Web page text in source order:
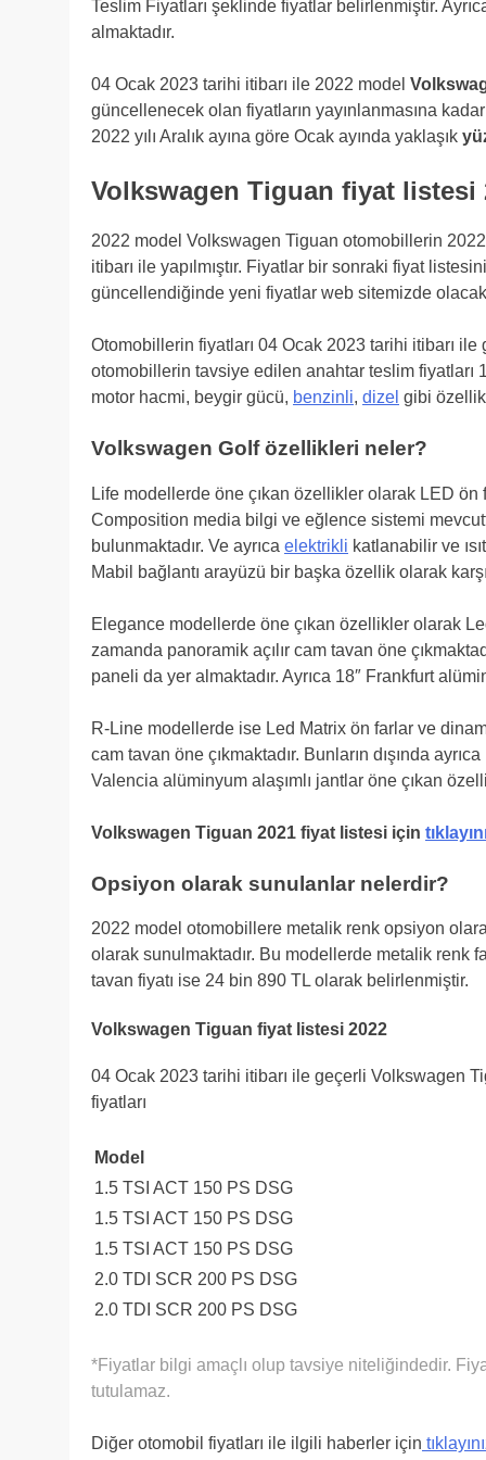
Teslim Fiyatları şeklinde fiyatlar belirlenmiştir.
almaktadır.
04 Ocak 2023 tarihi itibarı ile 2022 model
güncellenecek olan fiyatların yayınlanmasına
2022 yılı Aralık ayına göre Ocak ayında yaklaşık
Volkswagen Tiguan fiyat listesi
2022 model Volkswagen Tiguan otomobillerin
itibarı ile yapılmıştır. Fiyatlar bir sonraki fiyat
güncellendiğinde yeni fiyatlar web sitemizde
Otomobillerin fiyatları 04 Ocak 2023 tarihi itibarı
otomobillerin tavsiye edilen anahtar teslim fiyatları
motor hacmi, beygir gücü, benzinli, dizel gibi
Volkswagen Golf özellikleri neler?
Life modellerde öne çıkan özellikler olarak LED ön
Composition media bilgi ve eğlence sistemi
bulunmaktadır. Ve ayrıca elektrikli katlanabilir ve
Mabil bağlantı arayüzü bir başka özellik olarak
Elegance modellerde öne çıkan özellikler olarak
zamanda panoramik açılır cam tavan öne
paneli da yer almaktadır. Ayrıca 18″ Frankfurt
R-Line modellerde ise Led Matrix ön farlar ve
cam tavan öne çıkmaktadır. Bunların dışında
Valencia alüminyum alaşımlı jantlar öne çıkan
Volkswagen Tiguan 2021 fiyat listesi için
Opsiyon olarak sunulanlar nelerdir?
2022 model otomobillere metalik renk opsiyon
olarak sunulmaktadır. Bu modellerde metalik renk
tavan fiyatı ise 24 bin 890 TL olarak belirlenmiştir.
Volkswagen Tiguan fiyat listesi 2022
04 Ocak 2023 tarihi itibarı ile geçerli Volkswagen
fiyatları
Model
1.5 TSI ACT 150 PS DSG
1.5 TSI ACT 150 PS DSG
1.5 TSI ACT 150 PS DSG
2.0 TDI SCR 200 PS DSG
2.0 TDI SCR 200 PS DSG
*Fiyatlar bilgi amaçlı olup tavsiye niteliğindedir.
tutulamaz.
Diğer otomobil fiyatları ile ilgili haberler için